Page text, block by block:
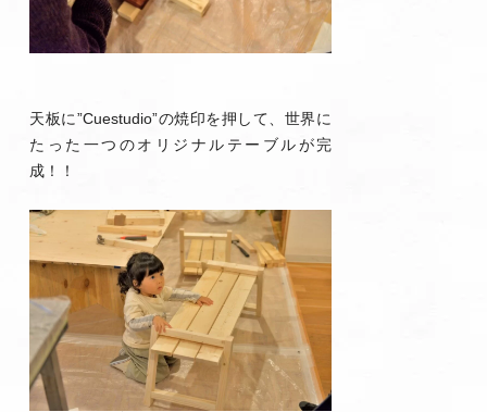
天板に”Cuestudio”の焼印を押して、世界に
たった一つのオリジナルテーブルが完
成！！